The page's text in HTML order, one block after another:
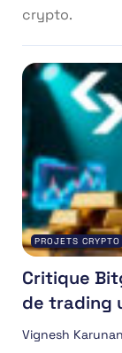
crypto.
PROJETS CRYPTO
Critique
de trading
Vignesh